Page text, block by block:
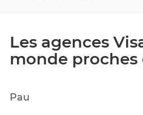
Les agences
monde proches
Pau